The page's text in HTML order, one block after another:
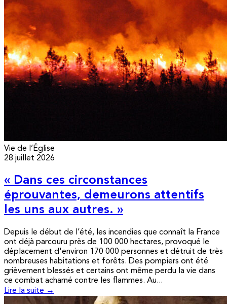
Vie de l’Église
28 juillet 2026
« Dans ces circonstances
éprouvantes, demeurons attentifs
les uns aux autres. »
Depuis le début de l’été, les incendies que connaît la France
ont déjà parcouru près de 100 000 hectares, provoqué le
déplacement d'environ 170 000 personnes et détruit de très
nombreuses habitations et forêts. Des pompiers ont été
grièvement blessés et certains ont même perdu la vie dans
ce combat acharné contre les flammes. Au...
Lire la suite →